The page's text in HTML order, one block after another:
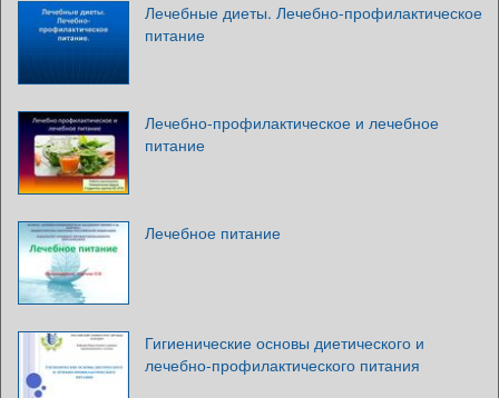
Лечебные диеты. Лечебно-профилактическое
питание
Лечебно-профилактическое и лечебное
питание
Лечебное питание
Гигиенические основы диетического и
лечебно-профилактического питания